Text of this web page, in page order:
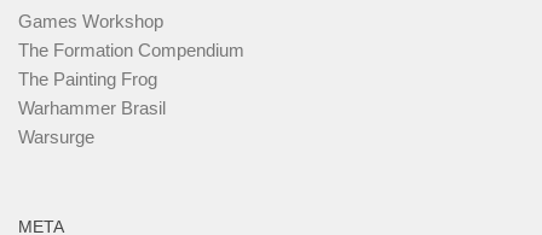
Games Workshop
The Formation Compendium
The Painting Frog
Warhammer Brasil
Warsurge
META